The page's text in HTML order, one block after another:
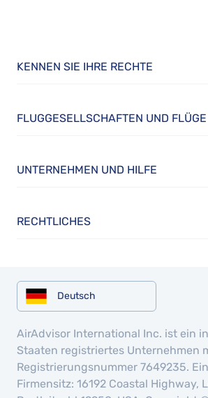
KENNEN SIE IHRE RECHTE
FLUGGESELLSCHAFTEN UND FLÜGE
UNTERNEHMEN UND HILFE
RECHTLICHES
Deutsch
AirAdvisor International Inc. ist ein
Staaten registriertes Unternehmen
Registrierungsnummer 7649235.
Firmensitz: 16192 Coastal Highway,